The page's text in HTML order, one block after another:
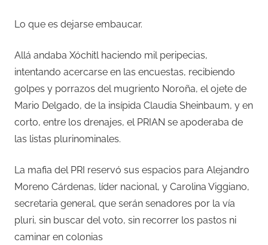
Lo que es dejarse embaucar.
Allá andaba Xóchitl haciendo mil peripecias,
intentando acercarse en las encuestas, recibiendo
golpes y porrazos del mugriento Noroña, el ojete de
Mario Delgado, de la insípida Claudia Sheinbaum, y en
corto, entre los drenajes, el PRIAN se apoderaba de
las listas plurinominales.
La mafia del PRI reservó sus espacios para Alejandro
Moreno Cárdenas, líder nacional, y Carolina Viggiano,
secretaria general, que serán senadores por la vía
pluri, sin buscar del voto, sin recorrer los pastos ni
caminar en colonias